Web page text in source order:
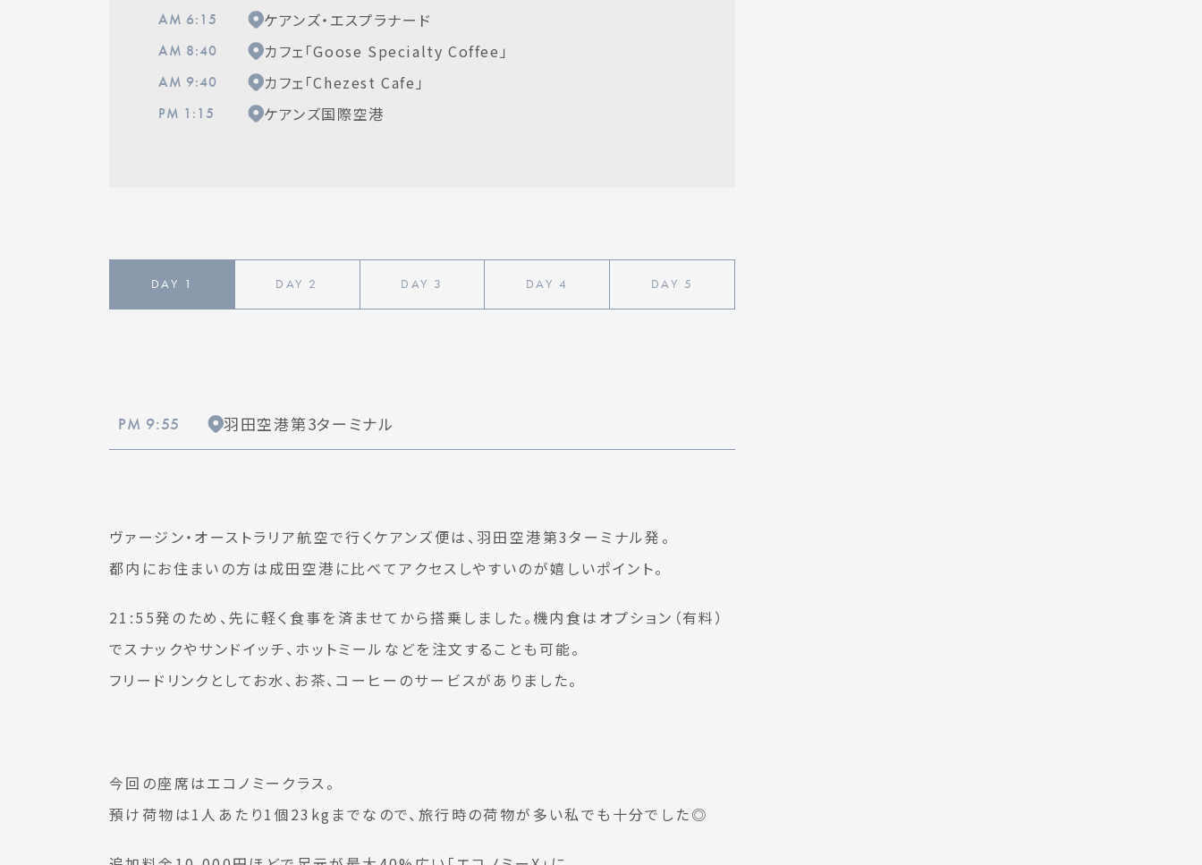
AM 6:15 ケアンズ・エスプラナード
AM 8:40 カフェ「Goose Specialty Coffee」
AM 9:40 カフェ「Chezest Cafe」
PM 1:15 ケアンズ国際空港
DAY 1 DAY 2 DAY 3 DAY4 DAY 5
PM 9:55 羽田空港第3ターミナル
ヴァージン・オーストラリア航空で行くケアンズ便は、羽田空港第3ターミナル発。
都内にお住まいの方は成田空港に比べてアクセスしやすいのが嬉しいポイント。
21:55発のため、先に軽く食事を済ませてから搭乗しました。機内食はオプション（有料）
でスナックやサンドイッチ、ホットミールなどを注文することも可能。
フリードリンクとしてお水、お茶、コーヒーのサービスがありました。
今回の座席はエコノミークラス。
預け荷物は1人あたり1個23kgまでなので、旅行時の荷物が多い私でも十分でした◎